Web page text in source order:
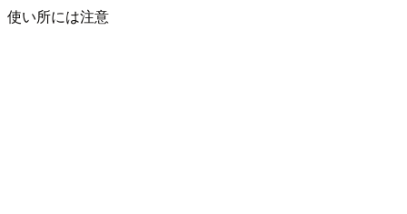
使い所には注意